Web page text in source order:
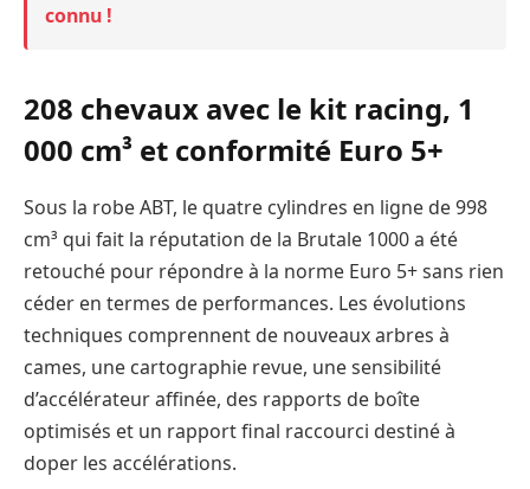
connu !
208 chevaux avec le kit racing, 1
000 cm³ et conformité Euro 5+
Sous la robe ABT, le quatre cylindres en ligne de 998
cm³ qui fait la réputation de la Brutale 1000 a été
retouché pour répondre à la norme Euro 5+ sans rien
céder en termes de performances. Les évolutions
techniques comprennent de nouveaux arbres à
cames, une cartographie revue, une sensibilité
d’accélérateur affinée, des rapports de boîte
optimisés et un rapport final raccourci destiné à
doper les accélérations.